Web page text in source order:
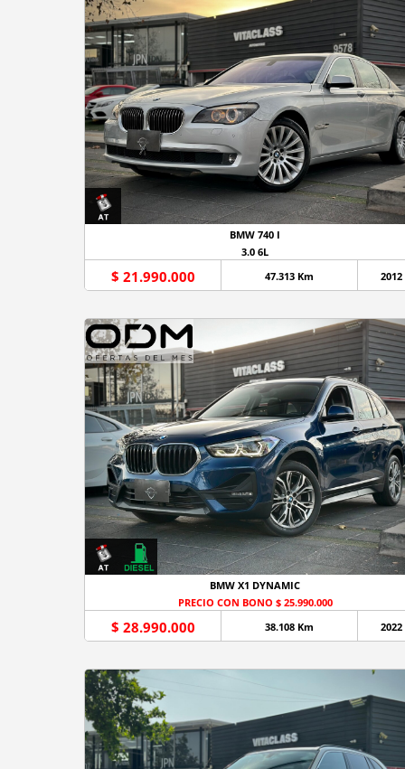
BMW 740 I
3.0 6L
$ 21.990.000 47.313 Km 2012
BMW X1 DYNAMIC
PRECIO CON BONO $ 25.990.000
$ 28.990.000 38.108 Km 2022